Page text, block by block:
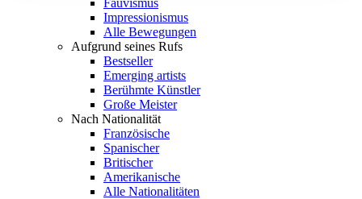
Impressionismus
Alle Bewegungen
Aufgrund seines Rufs
Bestseller
Emerging artists
Berühmte Künstler
Große Meister
Nach Nationalität
Französische
Spanischer
Britischer
Amerikanische
Alle Nationalitäten